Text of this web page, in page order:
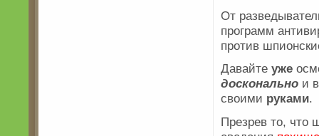
От
программ
против
Давайте уже
досконально и
своими руками.
Презрев то, что